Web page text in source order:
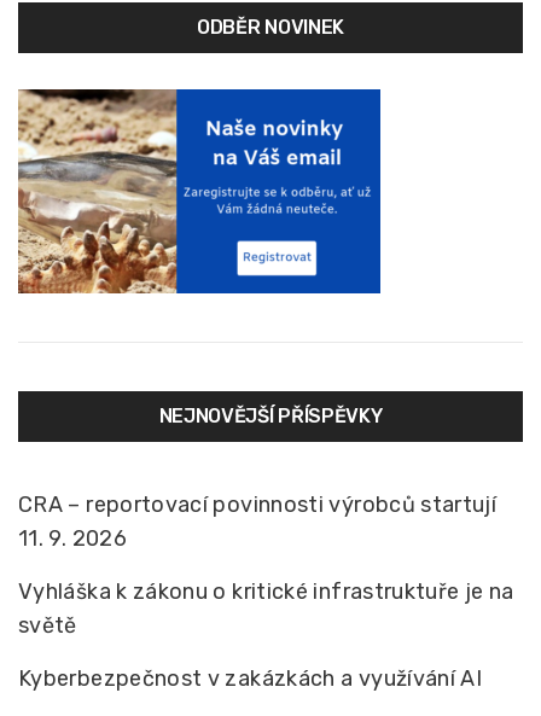
ODBĚR NOVINEK
NEJNOVĚJŠÍ PŘÍSPĚVKY
CRA – reportovací povinnosti výrobců startují
11. 9. 2026
Vyhláška k zákonu o kritické infrastruktuře je na
světě
Kyberbezpečnost v zakázkách a využívání AI